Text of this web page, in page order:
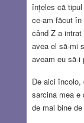
înțeles că
ce-am făcut
când Z a
avea el să-mi
aveam eu să-i
De aici
sarcina mea e
de mai bine